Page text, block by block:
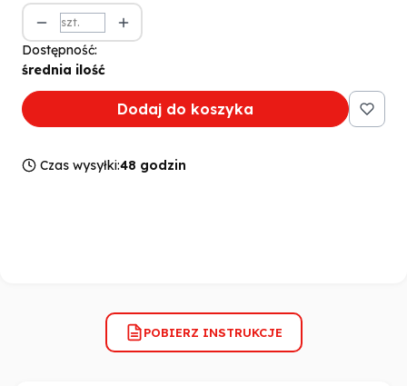
szt.
Dostępność:
średnia ilość
Dodaj do koszyka
Czas wysyłki:48 godzin
POBIERZ INSTRUKCJE